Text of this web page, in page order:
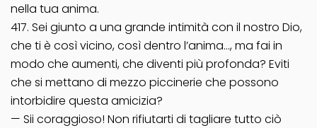
nella tua anima.
417. Sei giunto a una grande intimità con il nostro Dio,
che ti è così vicino, così dentro l’anima…, ma fai in
modo che aumenti, che diventi più profonda? Eviti
che si mettano di mezzo piccinerie che possono
intorbidire questa amicizia?
— Sii coraggioso! Non rifiutarti di tagliare tutto ciò